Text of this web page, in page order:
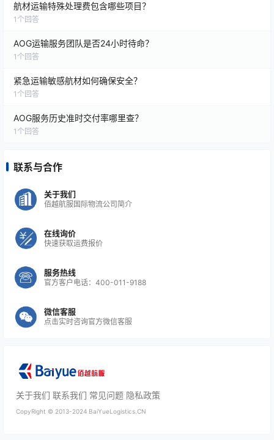
航材运输特殊处理费包含哪些项目？
1 个回答
AOG运输服务团队是否24小时待命？
1 个回答
紧急运输敏感航材如何确保安全？
1 个回答
AOG服务历史准时交付率哪里查？
1 个回答
联系与合作
关于我们
佰越航服国际物流公司简介
在线询价
快速获取运费报价
服务热线
官方客户电话：400-011-9188
微信客服
点击实时咨询官方微信客服
关于我们 联系我们 常见问题 隐私政策
CopyRight © 2013-2024 BaiYueLogistics.CN